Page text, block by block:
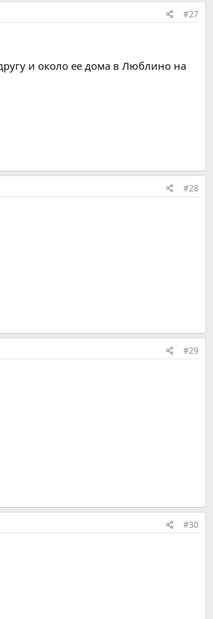
#27
и около ее дома в Люблино на
#28
#29
#30